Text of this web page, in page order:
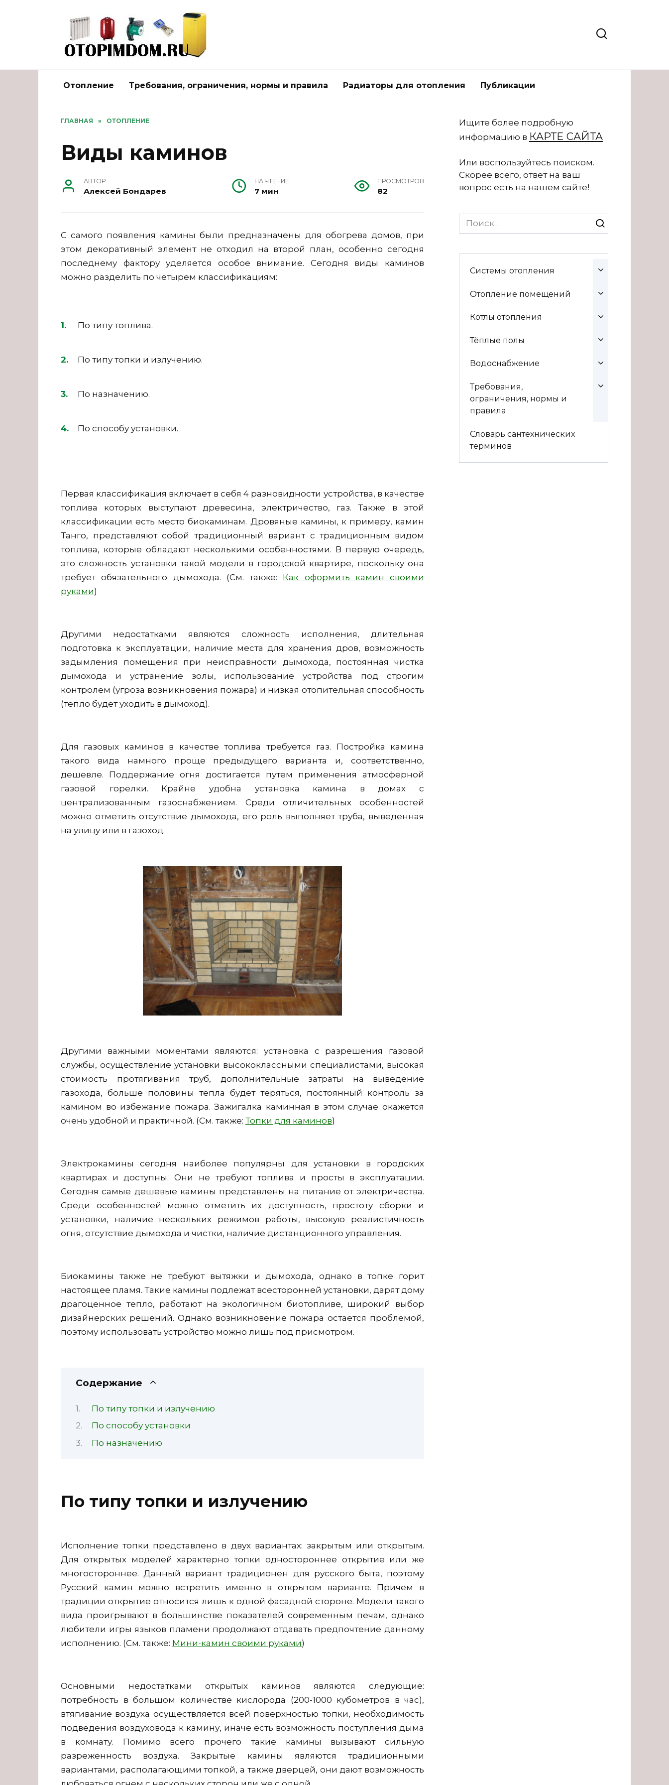
Отопление Требования, ограничения, нормы и правила Радиаторы для отопления Публикации
ГЛАВНАЯ » ОТОПЛЕНИЕ
Виды каминов
АВТОР
Алексей Бондарев
НА ЧТЕНИЕ
7 мин
ПРОСМОТРОВ
82
С самого появления камины были предназначены для обогрева домов, при
этом декоративный элемент не отходил на второй план, особенно сегодня
последнему фактору уделяется особое внимание. Сегодня виды каминов
можно разделить по четырем классификациям:
По типу топлива.
По типу топки и излучению.
По назначению.
По способу установки.
Первая классификация включает в себя 4 разновидности устройства, в качестве
топлива которых выступают древесина, электричество, газ. Также в этой
классификации есть место биокаминам. Дровяные камины, к примеру, камин
Танго, представляют собой традиционный вариант с традиционным видом
топлива, которые обладают несколькими особенностями. В первую очередь,
это сложность установки такой модели в городской квартире, поскольку она
требует обязательного дымохода. (См. также: Как оформить камин своими
руками)
Другими недостатками являются сложность исполнения, длительная
подготовка к эксплуатации, наличие места для хранения дров, возможность
задымления помещения при неисправности дымохода, постоянная чистка
дымохода и устранение золы, использование устройства под строгим
контролем (угроза возникновения пожара) и низкая отопительная способность
(тепло будет уходить в дымоход).
Для газовых каминов в качестве топлива требуется газ. Постройка камина
такого вида намного проще предыдущего варианта и, соответственно,
дешевле. Поддержание огня достигается путем применения атмосферной
газовой горелки. Крайне удобна установка камина в домах с
централизованным газоснабжением. Среди отличительных особенностей
можно отметить отсутствие дымохода, его роль выполняет труба, выведенная
на улицу или в газоход.
Другими важными моментами являются: установка с разрешения газовой
службы, осуществление установки высококлассными специалистами, высокая
стоимость протягивания труб, дополнительные затраты на выведение
газохода, больше половины тепла будет теряться, постоянный контроль за
камином во избежание пожара. Зажигалка каминная в этом случае окажется
очень удобной и практичной. (См. также: Топки для каминов)
Электрокамины сегодня наиболее популярны для установки в городских
квартирах и доступны. Они не требуют топлива и просты в эксплуатации.
Сегодня самые дешевые камины представлены на питание от электричества.
Среди особенностей можно отметить их доступность, простоту сборки и
установки, наличие нескольких режимов работы, высокую реалистичность
огня, отсутствие дымохода и чистки, наличие дистанционного управления.
Биокамины также не требуют вытяжки и дымохода, однако в топке горит
настоящее пламя. Такие камины подлежат всесторонней установки, дарят дому
драгоценное тепло, работают на экологичном биотопливе, широкий выбор
дизайнерских решений. Однако возникновение пожара остается проблемой,
поэтому использовать устройство можно лишь под присмотром.
Содержание
По типу топки и излучению
По способу установки
По назначению
По типу топки и излучению
Исполнение топки представлено в двух вариантах: закрытым или открытым.
Для открытых моделей характерно топки одностороннее открытие или же
многостороннее. Данный вариант традиционен для русского быта, поэтому
Русский камин можно встретить именно в открытом варианте. Причем в
традиции открытие относится лишь к одной фасадной стороне. Модели такого
вида проигрывают в большинстве показателей современным печам, однако
любители игры языков пламени продолжают отдавать предпочтение данному
исполнению. (См. также: Мини-камин своими руками)
Основными недостатками открытых каминов являются следующие:
потребность в большом количестве кислорода (200-1000 кубометров в час),
втягивание воздуха осуществляется всей поверхностью топки, необходимость
подведения воздуховода к камину, иначе есть возможность поступления дыма
в комнату. Помимо всего прочего такие камины вызывают сильную
разреженность воздуха. Закрытые камины являются традиционными
вариантами, располагающими топкой, а также дверцей, они дают возможность
Ищите более подробную
информацию в КАРТЕ САЙТА
Или воспользуйтесь поиском.
Скорее всего, ответ на ваш
вопрос есть на нашем сайте!
Search
for:
Системы отопления
Отопление помещений
Котлы отопления
Тёплые полы
Водоснабжение
Требования,
ограничения, нормы и
правила
Словарь сантехнических
терминов